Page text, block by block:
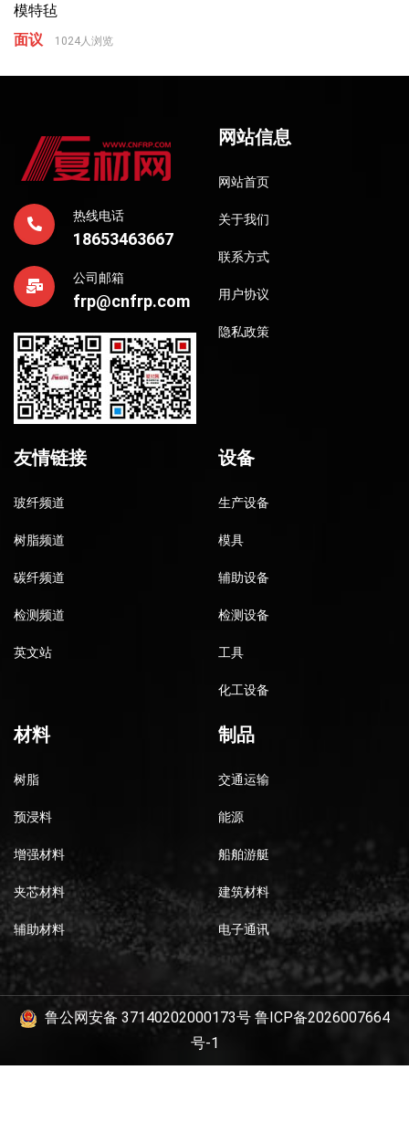
模特毡
面议
1024人浏览
热线电话
18653463667
公司邮箱
frp@cnfrp.com
网站信息
网站首页
关于我们
联系方式
用户协议
隐私政策
友情链接
玻纤频道
树脂频道
碳纤频道
检测频道
英文站
设备
生产设备
模具
辅助设备
检测设备
工具
化工设备
材料
树脂
预浸料
增强材料
夹芯材料
辅助材料
制品
交通运输
能源
船舶游艇
建筑材料
电子通讯
鲁公网安备 37140202000173号 鲁ICP备2026007664
号-1